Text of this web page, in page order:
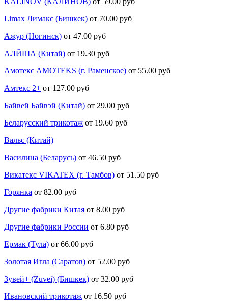
Limax Лимакс (Бишкек) от 70.00 руб
Ажур (Ногинск) от 47.00 руб
АЛЙША (Китай) от 19.30 руб
Амотекс AMOTEKS (г. Раменское) от 55.00 руб
Амтекс 2+ от 127.00 руб
Байвей Байвэй (Китай) от 29.00 руб
Беларусский трикотаж от 19.60 руб
Вальс (Китай)
Василина (Беларусь) от 46.50 руб
Викатекс VIKATEX (г. Тамбов) от 51.50 руб
Горянка от 82.00 руб
Другие фабрики Китая от 8.00 руб
Другие фабрики России от 6.80 руб
Ермак (Тула) от 66.00 руб
Золотая Игла (Саратов) от 52.00 руб
Зувей+ (Zuvei) (Бишкек) от 32.00 руб
Ивановский трикотаж от 16.50 руб